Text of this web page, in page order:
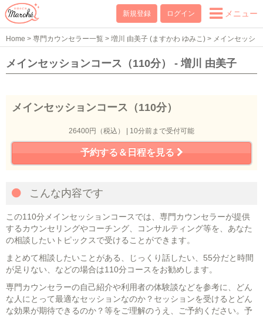
新規登録 ログイン メニュー
Home > 専門カウンセラー一覧 > 増川 由美子 (ますかわ ゆみこ) > メインセッシ
ョンコース（110分）
メインセッションコース（110分） - 増川 由美子
メインセッションコース（110分）
26400円（税込） | 10分前まで受付可能
予約する＆日程を見る
こんな内容です
この110分メインセッションコースでは、専門カウンセラーが提供
するカウンセリングやコーチング、コンサルティング等を、あなた
の相談したいトピックスで受けることができます。
まとめて相談したいことがある、じっくり話したい、55分だと時間
が足りない、などの場合は110分コースをお勧めします。
専門カウンセラーの自己紹介や利用者の体験談などを参考に、どん
な人にとって最適なセッションなのか？セッションを受けるとどん
な効果が期待できるのか？等をご理解のうえ、ご予約ください。予